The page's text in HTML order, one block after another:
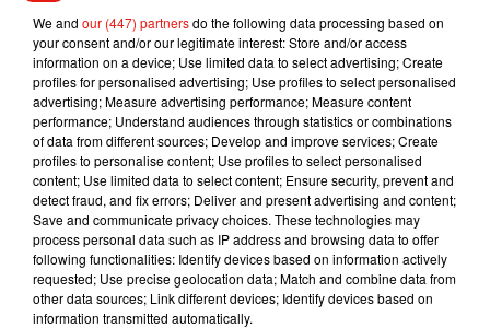
Musique
7 août 2026
Julien Lieb s’essaye à la vie de chatelain
dans son nouveau clip
7 août 2026
Madonna sort enfin le remix de « Love
Sensation » avec Kylie Minogue
We and our (447) partnersdo the following data processing based on
your consent and/or our legitimate interest: Store and/or access
information on a device; Use limited data to select advertising; Create
profiles for personalised advertising; Use profiles to select personalised
advertising; Measure advertising performance; Measure content
performance; Understand audiences through statistics or combinations
of data from different sources; Develop and improve services; Create
profiles to personalise content; Use profiles to select personalised
content; Use limited data to select content; Ensure security, prevent and
detect fraud, and fix errors; Deliver and present advertising and content;
Save and communicate privacy choices. These technologies may
process personal data such as IP address and browsing data to offer
following functionalities: Identify devices based on information actively
requested; Use precise geolocation data; Match and combine data from
other data sources; Link different devices; Identify devices based on
information transmitted automatically.